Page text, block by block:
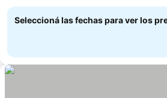
Seleccioná las fechas para ver los